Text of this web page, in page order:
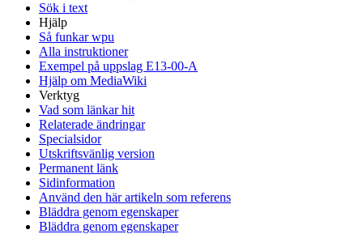
Sök i text
Hjälp
Så funkar wpu
Alla instruktioner
Exempel på uppslag E13-00-A
Hjälp om MediaWiki
Verktyg
Vad som länkar hit
Relaterade ändringar
Specialsidor
Utskriftsvänlig version
Permanent länk
Sidinformation
Använd den här artikeln som referens
Bläddra genom egenskaper
Bläddra genom egenskaper